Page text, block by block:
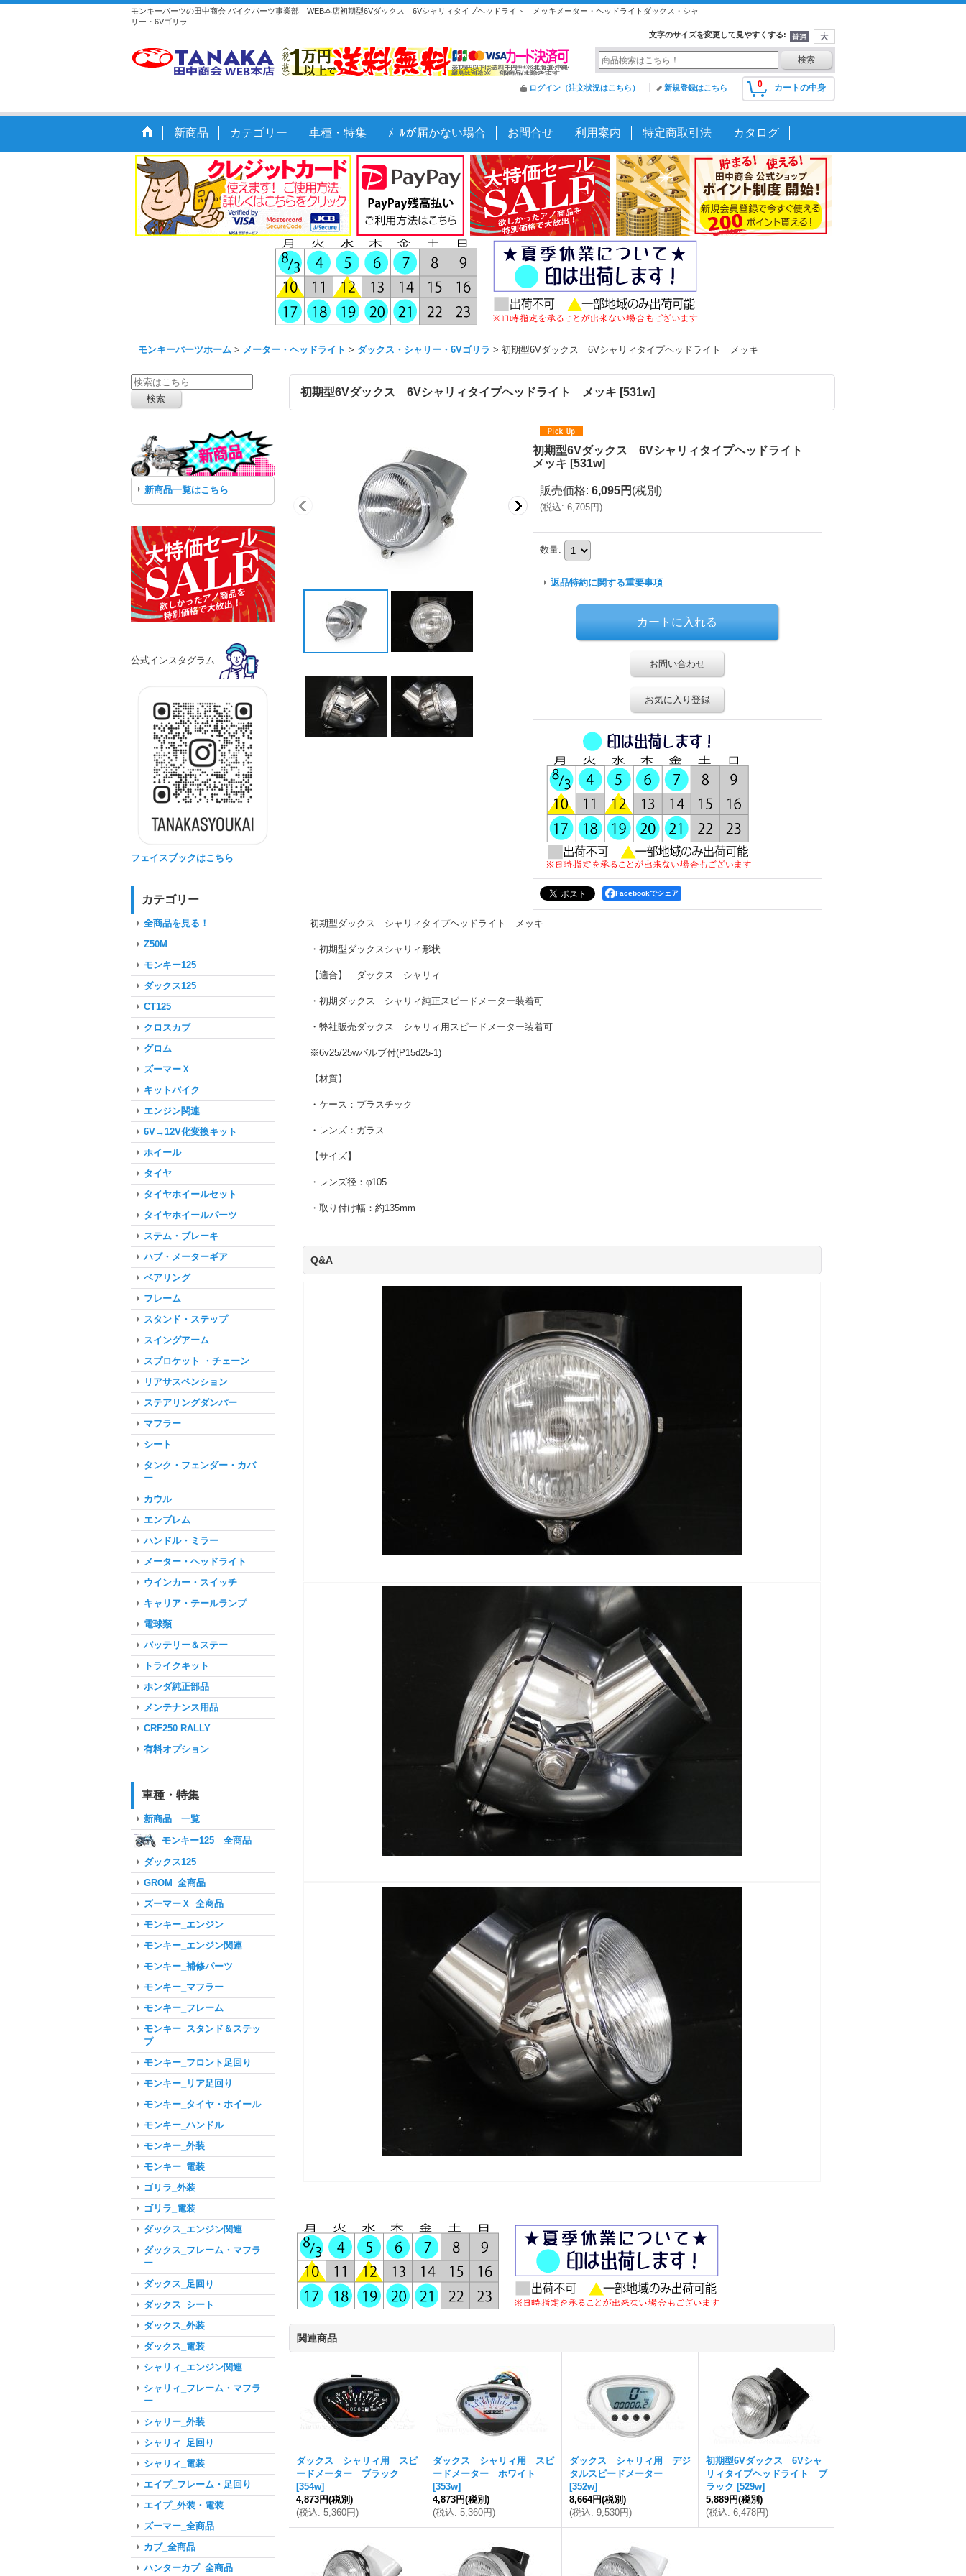
モンキーパーツの田中商会 バイクパーツ事業部 WEB本店初期型6Vダックス 6Vシャリィタイプヘッドライト メッキメーター・ヘッドライトダックス・シャ
リー・6Vゴリラ
文字のサイズを変更して見やすくする:
0 カートの中身
ログイン（注文状況はこちら） 新規登録はこちら
新商品 カテゴリー 車種・特集 ﾒｰﾙが届かない場合 お問合せ 利用案内 特定商取引法 カタログ
モンキーパーツホーム > メーター・ヘッドライト > ダックス・シャリー・6Vゴリラ > 初期型6Vダックス 6Vシャリィタイプヘッドライト メッキ
新商品一覧はこちら
公式インスタグラム
フェイスブックはこちら
カテゴリー
全商品を見る！
Z50M
モンキー125
ダックス125
CT125
クロスカブ
グロム
ズーマーＸ
キットバイク
エンジン関連
6V→12V化変換キット
ホイール
タイヤ
タイヤホイールセット
タイヤホイールパーツ
ステム・ブレーキ
ハブ・メーターギア
ベアリング
フレーム
スタンド・ステップ
スイングアーム
スプロケット ・チェーン
リアサスペンション
ステアリングダンパー
マフラー
シート
タンク・フェンダー・カバ
ー
カウル
エンブレム
ハンドル・ミラー
メーター・ヘッドライト
ウインカー・スイッチ
キャリア・テールランプ
電球類
バッテリー＆ステー
トライクキット
ホンダ純正部品
メンテナンス用品
CRF250 RALLY
有料オプション
車種・特集
新商品 一覧
モンキー125 全商品
ダックス125
GROM_全商品
ズーマーＸ_全商品
モンキー_エンジン
モンキー_エンジン関連
モンキー_補修パーツ
モンキー_マフラー
モンキー_フレーム
モンキー_スタンド＆ステッ
プ
モンキー_フロント足回り
モンキー_リア足回り
モンキー_タイヤ・ホイール
モンキー_ハンドル
モンキー_外装
モンキー_電装
ゴリラ_外装
ゴリラ_電装
ダックス_エンジン関連
ダックス_フレーム・マフラ
ー
ダックス_足回り
ダックス_シート
ダックス_外装
ダックス_電装
シャリィ_エンジン関連
シャリィ_フレーム・マフラ
ー
シャリー_外装
シャリィ_足回り
シャリィ_電装
エイプ_フレーム・足回り
エイプ_外装・電装
ズーマー_全商品
カブ_全商品
ハンターカブ_全商品
初期型6Vダックス 6Vシャリィタイプヘッドライト メッキ [531w]
初期型6Vダックス 6Vシャリィタイプヘッドライト
メッキ [531w]
販売価格: 6,095円 (税別)
(税込: 6,705円)
数量:
返品特約に関する重要事項
お問い合わせ
お気に入り登録
Facebookでシェア
初期型ダックス シャリィタイプヘッドライト メッキ
・初期型ダックスシャリィ形状
【適合】 ダックス シャリィ
・初期ダックス シャリィ純正スピードメーター装着可
・弊社販売ダックス シャリィ用スピードメーター装着可
※6v25/25wバルブ付(P15d25-1)
【材質】
・ケース：プラスチック
・レンズ：ガラス
【サイズ】
・レンズ径：φ105
・取り付け幅：約135mm
Q&A
関連商品
ダックス シャリィ用 スピ
ードメーター ブラック
[354w]
4,873円(税別)
(税込: 5,360円)
ダックス シャリィ用 スピ
ードメーター ホワイト
[353w]
4,873円(税別)
(税込: 5,360円)
ダックス シャリィ用 デジ
タルスピードメーター
[352w]
8,664円(税別)
(税込: 9,530円)
初期型6Vダックス 6Vシャ
リィタイプヘッドライト ブ
ラック [529w]
5,889円(税別)
(税込: 6,478円)